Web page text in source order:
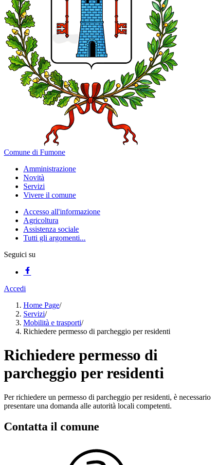
Comune di Fumone
Amministrazione
Novità
Servizi
Vivere il comune
Accesso all'informazione
Agricoltura
Assistenza sociale
Tutti gli argomenti...
Seguici su
Accedi
Home Page/
Servizi/
Mobilità e trasporti/
Richiedere permesso di parcheggio per residenti
Richiedere permesso di
parcheggio per residenti
Per richiedere un permesso di parcheggio per residenti, è necessario
presentare una domanda alle autorità locali competenti.
Contatta il comune